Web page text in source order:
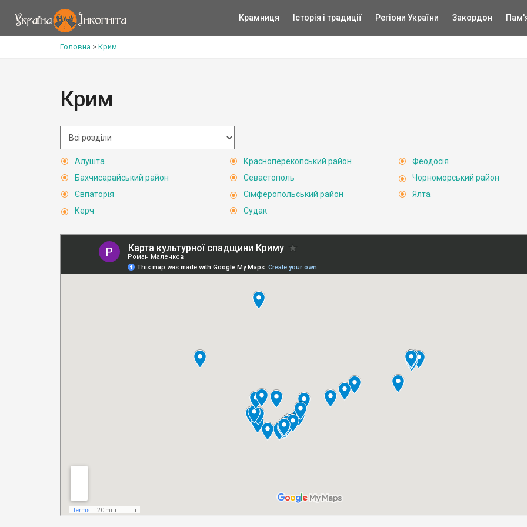
Крамниця Історія і традиції Регіони України Закордон
Головна > Крим
Крим
Алушта
Бахчисарайський район
Євпаторія
Керч
Красноперекопський район
Севастополь
Сімферопольський район
Судак
Феодосія
Чорноморський район
Ялта